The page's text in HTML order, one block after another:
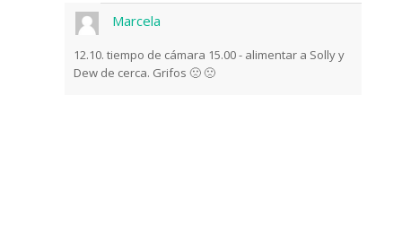
Marcela
12.10. tiempo de cámara 15.00 - alimentar a Solly y
Dew de cerca. Grifos 🙁 🙁